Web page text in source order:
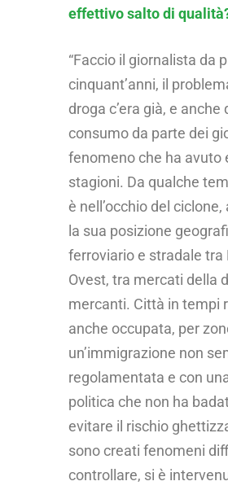
effettivo salto di
“Faccio il giornalista da
cinquant’anni, il
droga c’era già, e anche
consumo da parte dei
fenomeno che ha avuto
stagioni. Da qualche
è nell’occhio del
la sua posizione
ferroviario e stradale tra
Ovest, tra mercati della
mercanti. Città in tempi
anche occupata, per
un’immigrazione non
regolamentata e con
politica che non ha
evitare il rischio
sono creati fenomeni
controllare, si è